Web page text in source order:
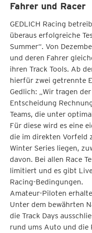
Fahrer und Racer
GEDLICH Racing
überaus erfolgreiche
Summer“. Von
und deren Fahrer
ihren Track Tools. Ab
hierfür zwei getrennte
Gedlich: „Wir tragen
Entscheidung
Teams, die unter
Für diese wird es eine
die im direkten Vorfeld
Winter Series liegen,
davon. Bei allen Race
limitiert und es gibt
Racing-Bedingungen.
Amateur-Piloten
Unter dem bewährten
die Track Days
rund ums Auto und die